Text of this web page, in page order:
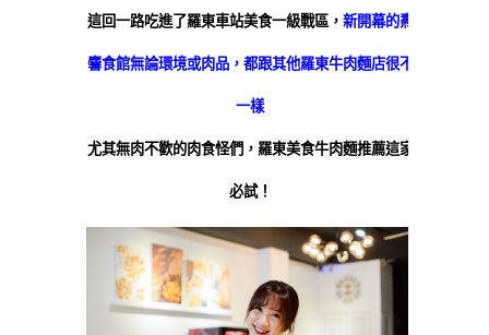
這回一路吃進了羅東車站美食一級戰區， 新開幕的燾
麘食館無論環境或肉品，都跟其他羅東牛肉麵店很不
一樣
尤其無肉不歡的肉食怪們，羅東美食牛肉麵推薦這家
必試！